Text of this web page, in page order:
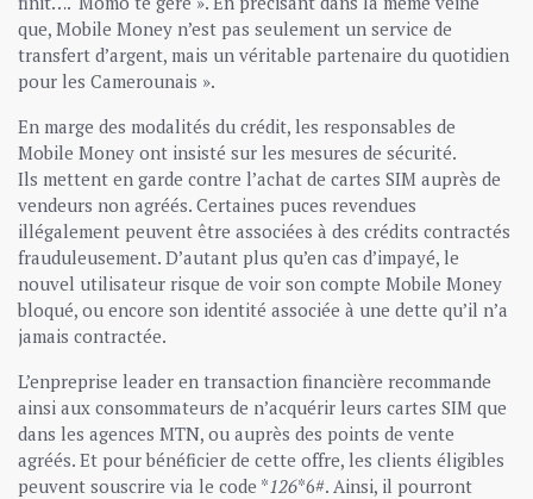
que, Mobile Money n’est pas seulement un service de
transfert d’argent, mais un véritable partenaire du quotidien
pour les Camerounais ».
En marge des modalités du crédit, les responsables de
Mobile Money ont insisté sur les mesures de sécurité.
Ils mettent en garde contre l’achat de cartes SIM auprès de
vendeurs non agréés. Certaines puces revendues
illégalement peuvent être associées à des crédits contractés
frauduleusement. D’autant plus qu’en cas d’impayé, le
nouvel utilisateur risque de voir son compte Mobile Money
bloqué, ou encore son identité associée à une dette qu’il n’a
jamais contractée.
L’enpreprise leader en transaction financière recommande
ainsi aux consommateurs de n’acquérir leurs cartes SIM que
dans les agences MTN, ou auprès des points de vente
agréés. Et pour bénéficier de cette offre, les clients éligibles
peuvent souscrire via le code *126*6#. Ainsi, il pourront